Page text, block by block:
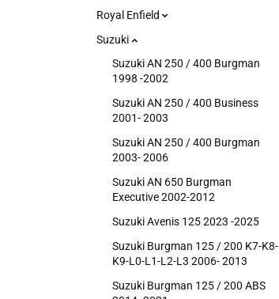
Royal Enfield
Suzuki
Suzuki AN 250 / 400 Burgman
1998 -2002
Suzuki AN 250 / 400 Business
2001- 2003
Suzuki AN 250 / 400 Burgman
2003- 2006
Suzuki AN 650 Burgman
Executive 2002-2012
Suzuki Avenis 125 2023 -2025
Suzuki Burgman 125 / 200 K7-K8-
K9-L0-L1-L2-L3 2006- 2013
Suzuki Burgman 125 / 200 ABS